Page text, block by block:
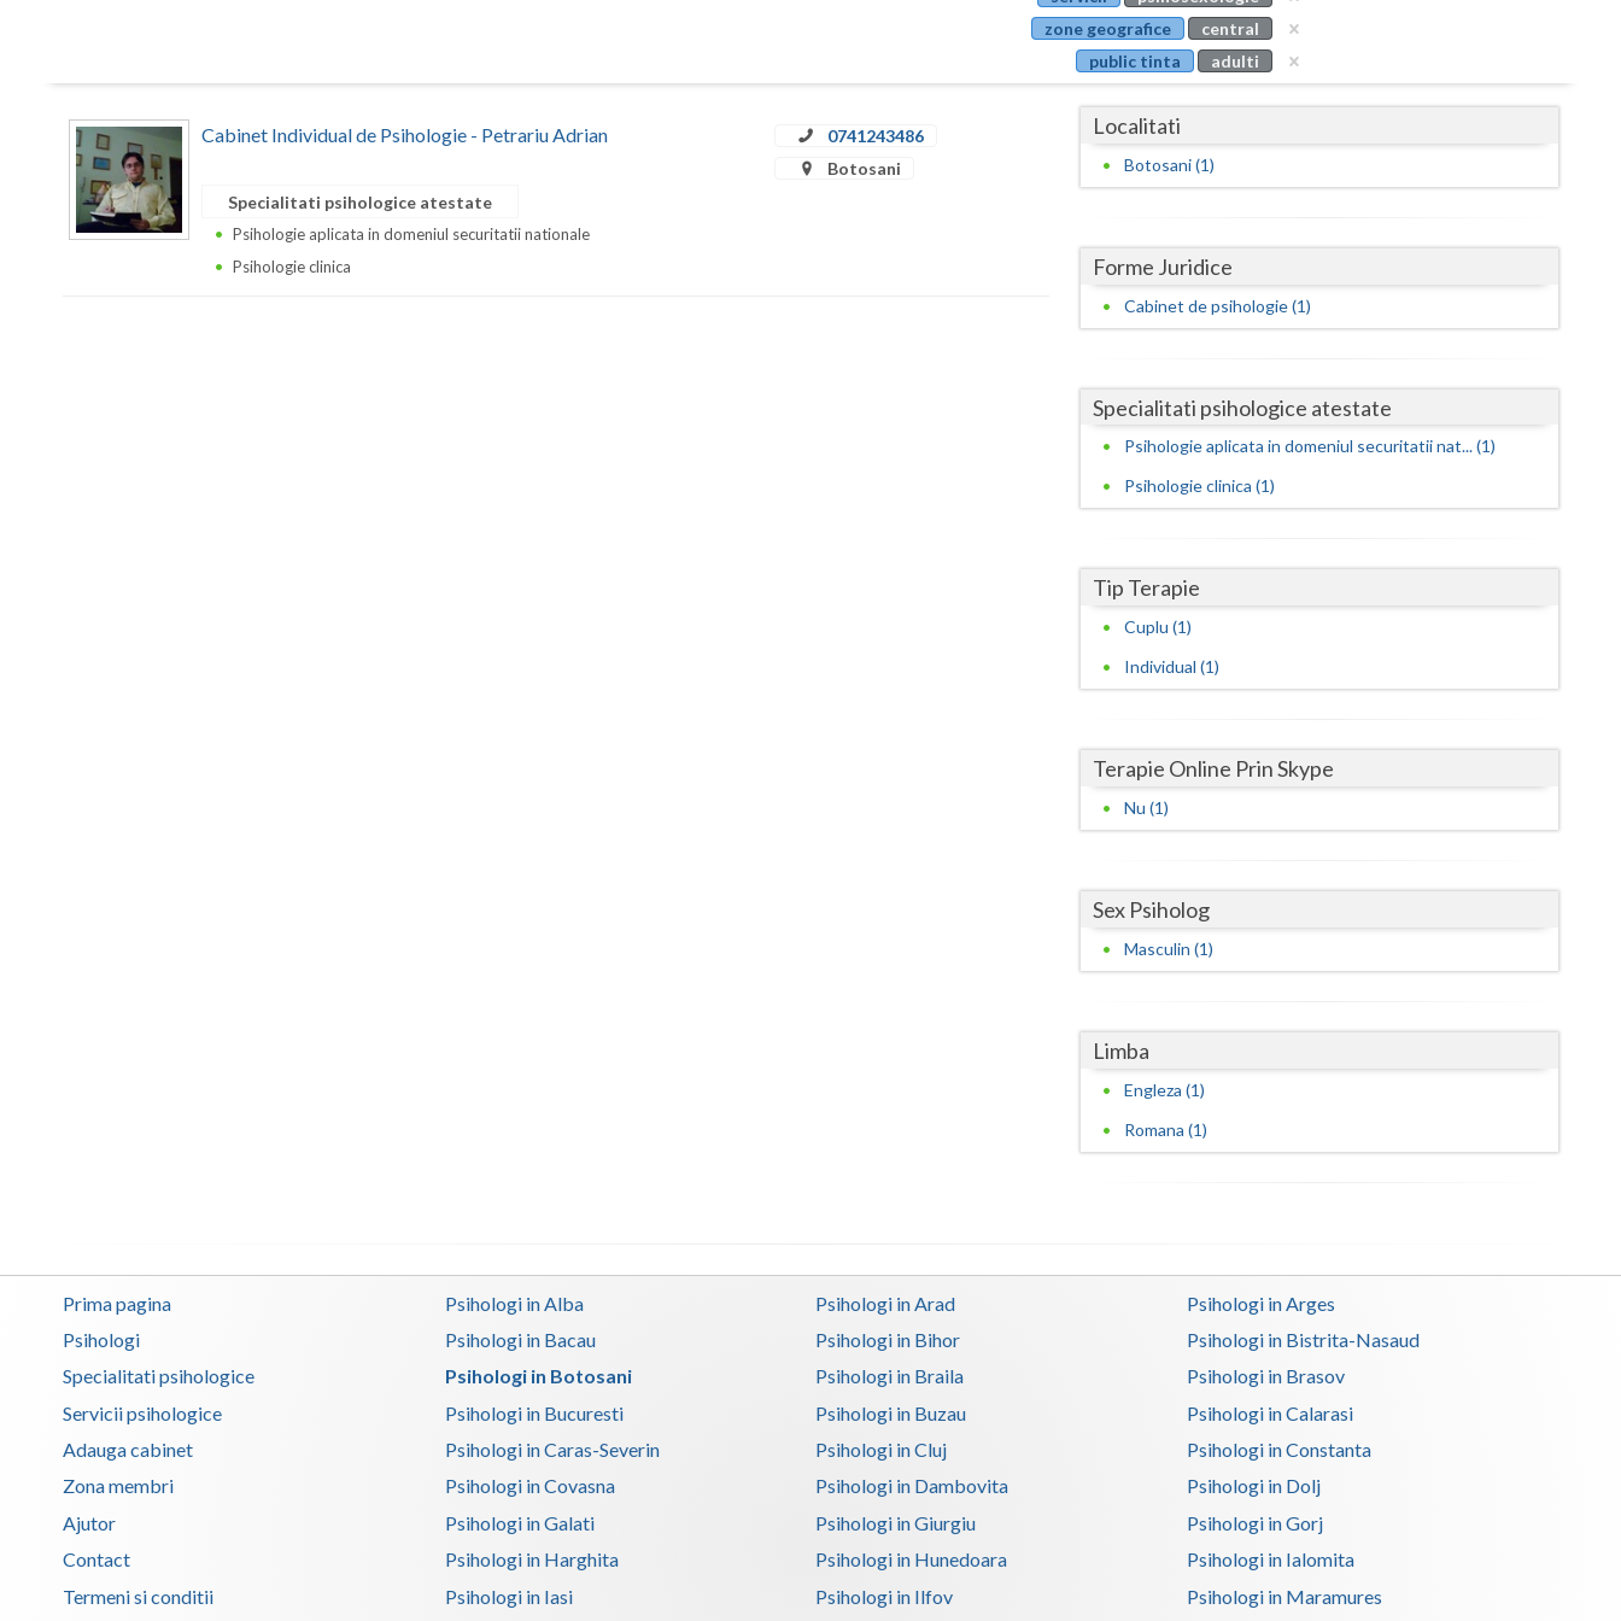
Buzau
Calarasi
Caras-Severin
Dambovita
Galati
Giurgiu
Gorj
Iasi
Maramures
Mehedinti
Neamt
Olt
Prahova
Salaj
Timis
Tulcea
Valcea
Vaslui
zone geografice
central
public tinta
adulti
Cabinet Individual de Psihologie - Petrariu Adrian
0741243486
Botosani
Specialitati psihologice atestate
Psihologie aplicata in domeniul securitatii nationale
Psihologie clinica
Localitati
Botosani (1)
Forme Juridice
Cabinet de psihologie (1)
Specialitati psihologice atestate
Psihologie aplicata in domeniul securitatii nat... (1)
Psihologie clinica (1)
Tip Terapie
Cuplu (1)
Individual (1)
Terapie Online Prin Skype
Nu (1)
Sex Psiholog
Masculin (1)
Limba
Engleza (1)
Romana (1)
Prima pagina
Psihologi
Specialitati psihologice
Servicii psihologice
Adauga cabinet
Zona membri
Ajutor
Contact
Termeni si conditii
Psihologi in Alba Psihologi in Arad
Psihologi in Arges
Psihologi in Bacau
Psihologi in Bihor
Psihologi in Bistrita-Nasaud
Psihologi in Botosani
Psihologi in Braila
Psihologi in Brasov
Psihologi in Bucuresti
Psihologi in Buzau
Psihologi in Calarasi
Psihologi in Caras-Severin
Psihologi in Cluj
Psihologi in Constanta
Psihologi in Covasna
Psihologi in Dambovita
Psihologi in Dolj
Psihologi in Galati
Psihologi in Giurgiu
Psihologi in Gorj
Psihologi in Harghita
Psihologi in Hunedoara
Psihologi in Ialomita
Psihologi in Iasi
Psihologi in Ilfov
Psihologi in Maramures